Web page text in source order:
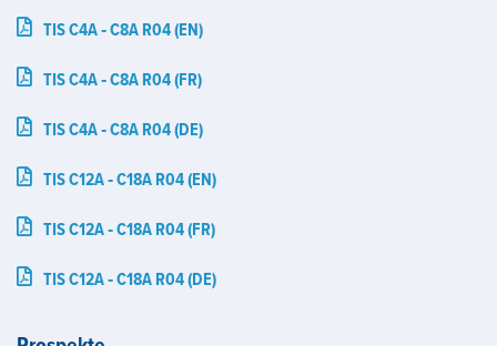
TIS C4A ‑ C8A R04 (EN)
TIS C4A ‑ C8A R04 (FR)
TIS C4A ‑ C8A R04 (DE)
TIS C12A ‑ C18A R04 (EN)
TIS C12A ‑ C18A R04 (FR)
TIS C12A ‑ C18A R04 (DE)